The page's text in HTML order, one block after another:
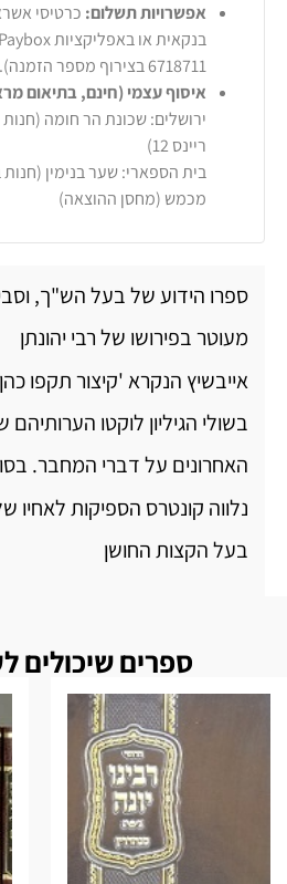
אפשרויות תשלום:
6718711 בצירוף מספר הזמנה).
איסוף עצמי (חינם, בתיאום
ירושלים: שכונת הר חומה
ריינס 12)
בית הספארי: שער בנימין
מכמש (מחסן ההוצאה)
ספרו הידוע של בעל הש"ך,
מעוטר בפירושו של רבי יהונתן
אייבשיץ הנקרא 'קיצור תקפו
בשולי הגיליון לוקטו הערותיהם
האחרונים על דברי המחבר.
נלווה קונטרס הספיקות לאחיו
בעל הקצות החושן
ספרים שיכולים